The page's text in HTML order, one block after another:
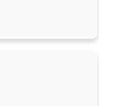
Ренессанс